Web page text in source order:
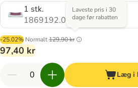
1 stk.
1869192.0
-25.02% Normalt129,90 kr
Laveste pris i 30
dage før rabatten
97,40 kr
Læg i